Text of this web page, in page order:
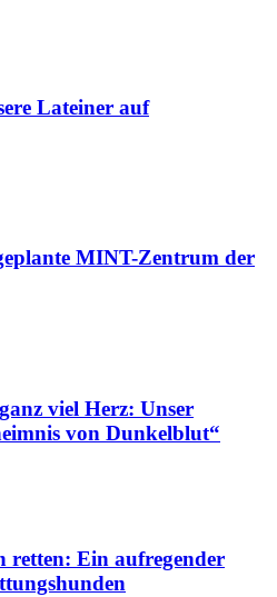
Lateiner auf
MINT-Zentrum der
viel Herz: Unser
von Dunkelblut“
retten: Ein aufregender